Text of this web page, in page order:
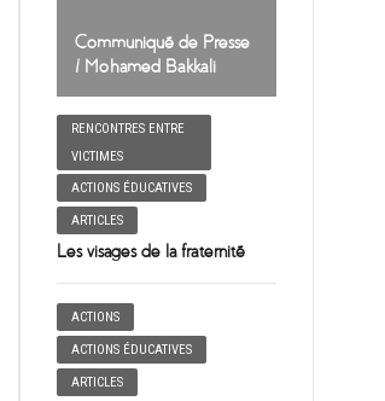
Communiqué de Presse
/ Mohamed Bakkali
RENCONTRES ENTRE
VICTIMES
ACTIONS ÉDUCATIVES
ARTICLES
Les visages de la fraternité
ACTIONS
ACTIONS ÉDUCATIVES
ARTICLES